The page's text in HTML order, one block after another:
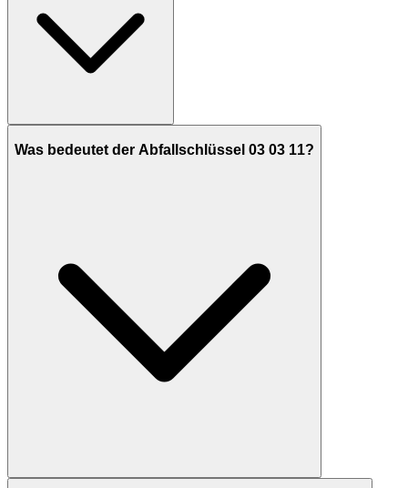
Was bedeutet der Abfallschlüssel 03 03 11?